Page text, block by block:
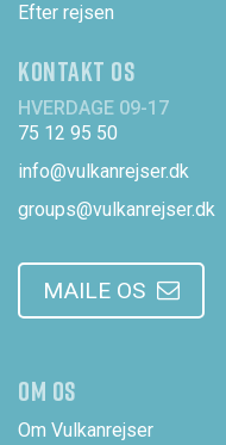
Efter rejsen
KONTAKT OS
HVERDAGE 09-17
75 12 95 50
info@vulkanrejser.dk
groups@vulkanrejser.dk
MAILE OS
OM OS
Om Vulkanrejser